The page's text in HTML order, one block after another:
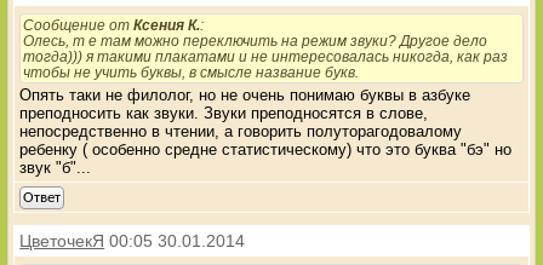
Сообщение отКсения К. :
Олесь, т е там можно переключить на режим звуки? Другое дело
тогда))) я такими плакатами и не интересовалась никогда, как раз
чтобы не учить буквы, в смысле название букв.
Опять таки не филолог, но не очень понимаю буквы в азбуке
преподносить как звуки. Звуки преподносятся в слове,
непосредственно в чтении, а говорить полуторагодовалому
ребенку ( особенно средне статистическому) что это буква "бэ" но
звук "б"...
Ответ
ЦветочекЯ 00:05 30.01.2014